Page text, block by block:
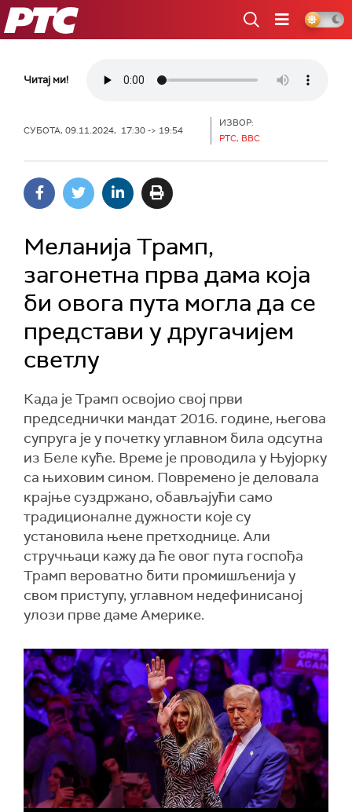
РТС
Читај ми!
СУБОТА, 09.11.2024, 17:30 -> 19:54
ИЗВОР:
РТС, BBC
Меланија Трамп,
загонетна прва дама која
би овога пута могла да се
представи у другачијем
светлу
Када је Трамп освојио свој први
председнички мандат 2016. године, његова
супруга је у почетку углавном била одсутна
из Беле куће. Време је проводила у Њујорку
са њиховим сином. Повремено је деловала
крајње суздржано, обављајући само
традиционалне дужности које су
установила њене претходнице. Али
стручњаци кажу да ће овог пута госпођа
Трамп вероватно бити промишљенија у
свом приступу, углавном недефинисаној
улози прве даме Америке.